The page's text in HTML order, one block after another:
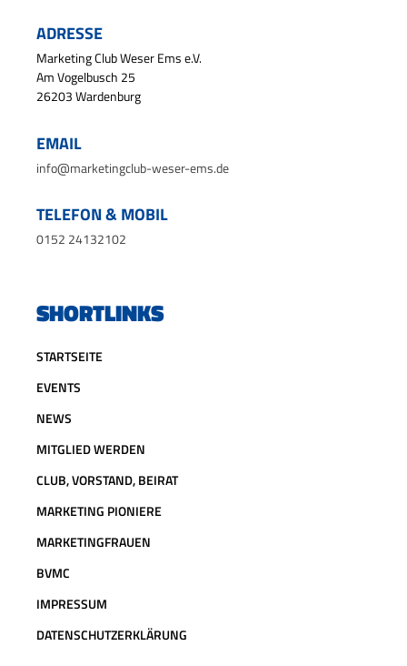
ADRESSE
Marketing Club Weser Ems e.V.
Am Vogelbusch 25
26203 Wardenburg
EMAIL
info@marketingclub-weser-ems.de
TELEFON & MOBIL
0152 24132102
SHORTLINKS
STARTSEITE
EVENTS
NEWS
MITGLIED WERDEN
CLUB, VORSTAND, BEIRAT
MARKETING PIONIERE
MARKETINGFRAUEN
BVMC
IMPRESSUM
DATENSCHUTZERKLÄRUNG